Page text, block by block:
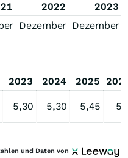
2022
2023
Dezember Dezember
2023 2024 2025
5,30 5,30 5,45
und Daten von